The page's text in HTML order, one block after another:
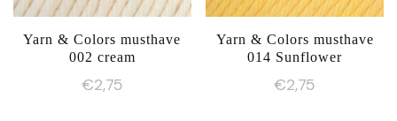
Yarn & Colors musthave
002 cream
€2,75
Yarn & Colors musthave
014 Sunflower
€2,75